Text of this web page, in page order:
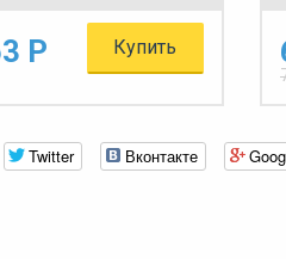
Р Купить
Twitter Вконтакте